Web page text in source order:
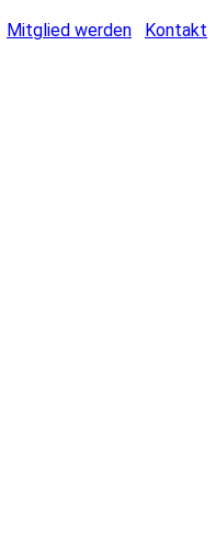
Mitglied werden Kontakt